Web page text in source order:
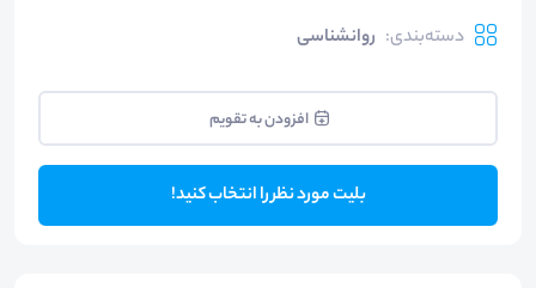
دسته‌بندی: روانشناسی
افزودن به تقویم
بلیت مورد نظر را انتخاب کنید!